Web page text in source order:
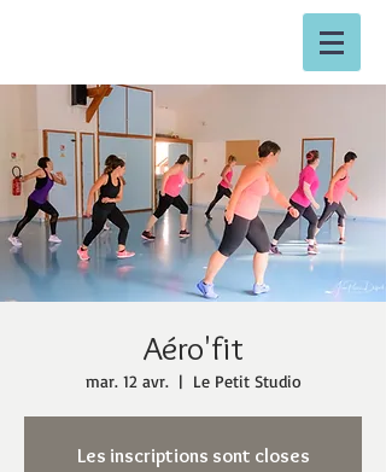
Aéro'fit
mar. 12 avr.
  |
Le Petit Studio
Les inscriptions sont closes